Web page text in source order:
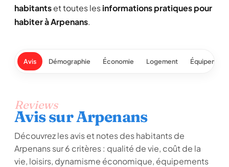
habitantset toutes lesinformations pratiques pour
habiter à Arpenans.
Avis Démographie Économie Logement
Reviews
Avis sur Arpenans
Découvrez les avis et notes des habitants de
Arpenans sur 6 critères : qualité de vie, coût de la
vie, loisirs, dynamisme économique, équipements